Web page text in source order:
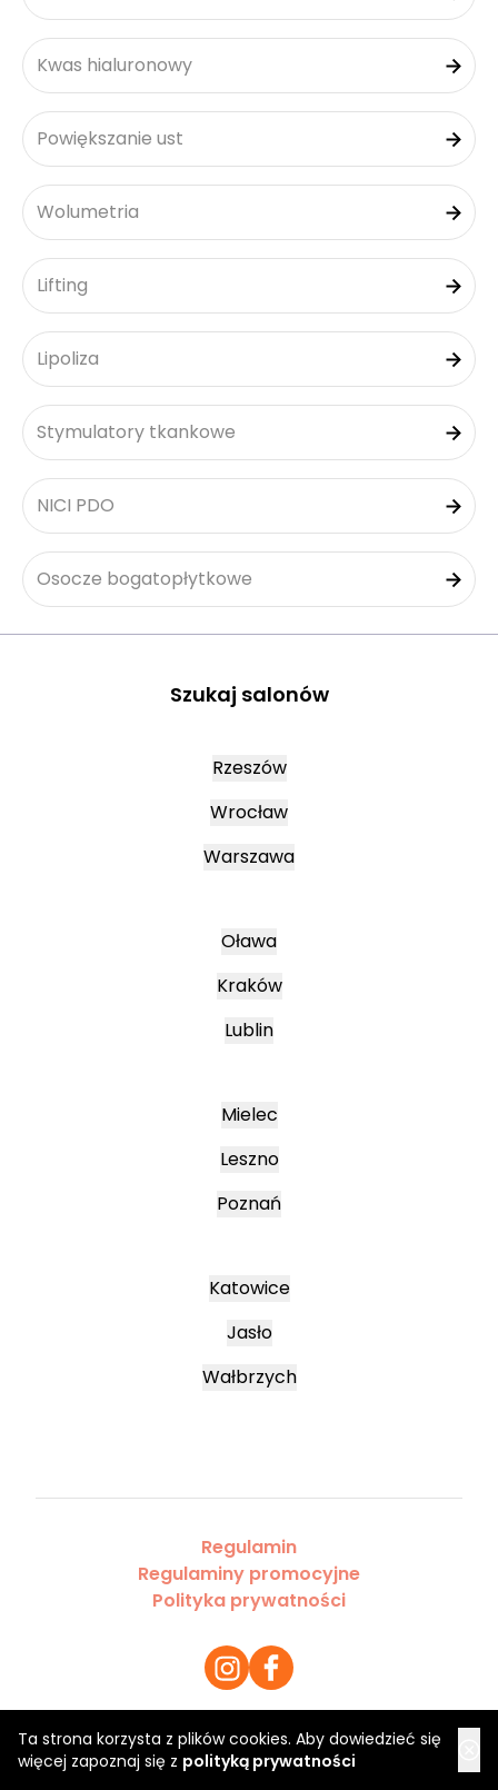
Ta strona korzysta z plików cookies. Aby dowiedzieć się
więcej zapoznaj się z polityką prywatności
Kwas hialuronowy
Powiększanie ust
Wolumetria
Lifting
Lipoliza
Stymulatory tkankowe
NICI PDO
Osocze bogatopłytkowe
Szukaj salonów
Rzeszów
Wrocław
Warszawa
Oława
Kraków
Lublin
Mielec
Leszno
Poznań
Katowice
Jasło
Wałbrzych
Regulamin
Regulaminy promocyjne
Polityka prywatności
Copyright 2026 Saloner Sp. z o.o.